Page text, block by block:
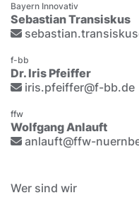
Bayern Innovativ
Sebastian Transiskus
f-bb
Dr. Iris Pfeiffer
iris.pfeiffer@f-bb.de
ffw
Wolfgang Anlauft
anlauft@ffw-
Wer sind wir